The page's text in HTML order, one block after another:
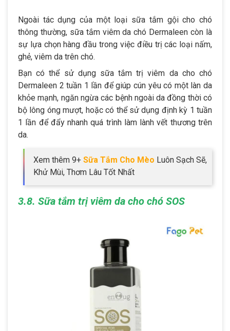
Ngoài tác dụng của một loại sữa tắm gội cho chó
thông thường, sữa tắm viêm da chó Dermaleen còn là
sự lựa chọn hàng đầu trong việc điều trị các loại nấm,
ghẻ, viêm da trên chó.
Bạn có thể sử dụng sữa tắm trị viêm da cho chó
Dermaleen 2 tuần 1 lần để giúp cún yêu có một làn da
khỏe mạnh, ngăn ngừa các bệnh ngoài da đồng thời có
bộ lông óng mượt, hoặc có thể sử dụng định kỳ 1 tuần
1 lần để đẩy nhanh quá trình làm lành vết thương trên
da.
Xem thêm 9+ Sữa Tắm Cho Mèo Luôn Sạch Sẽ,
Khử Mùi, Thơm Lâu Tốt Nhất
3.8. Sữa tắm trị viêm da cho chó SOS